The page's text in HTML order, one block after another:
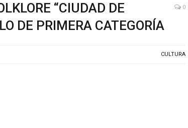
“CIUDAD DE
DE PRIMERA CATEGORÍA
0
CULTURA